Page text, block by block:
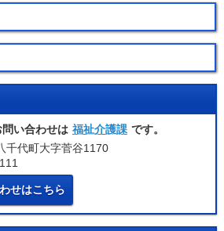
い合わせは 福祉介護課 です。
代町大字菅谷1170
せはこちら